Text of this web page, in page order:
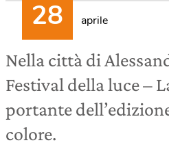
aprile
Nella città di
Festival della luce –
portante
colore.